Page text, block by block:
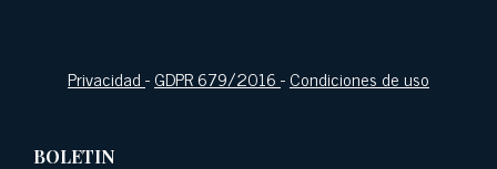
Privacidad-GDPR 679/2016-Condiciones de uso
BOLETIN